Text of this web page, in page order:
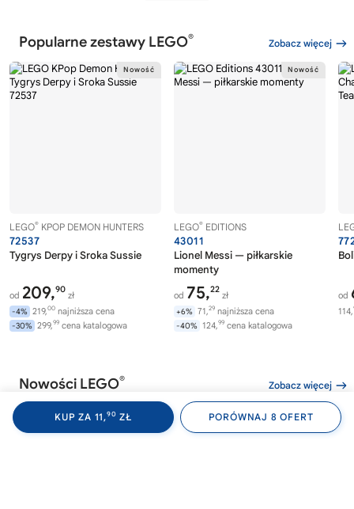
KUP ZA 11,90 ZŁ PORÓWNAJ 8 OFERT
Popularne zestawy LEGO® Zobacz więcej
LEGO® KPOP DEMON HUNTERS
72537
Tygrys Derpy i Sroka Sussie
od 209,90
zł
-4% 219,00 najniższa cena
-30% 299,99 cena katalogowa
LEGO® EDITIONS
43011
Lionel Messi — piłkarskie
momenty
od 75,22
zł
+6% 71,29 najniższa cena
-40% 124,99 cena katalogowa
od
114,
Nowości LEGO® Zobacz więcej